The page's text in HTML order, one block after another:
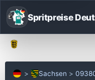
Spritpreise
Sachsen